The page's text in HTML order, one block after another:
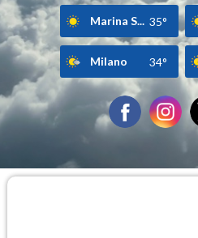
Marina S... 35°
Milano 34°